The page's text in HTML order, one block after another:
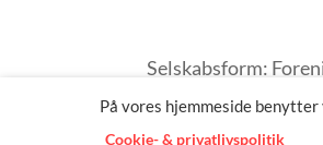
Selskabsform:
CVR-nummer: 30
På vores hjemmeside benytter
Cookie- & privatlivspolitik